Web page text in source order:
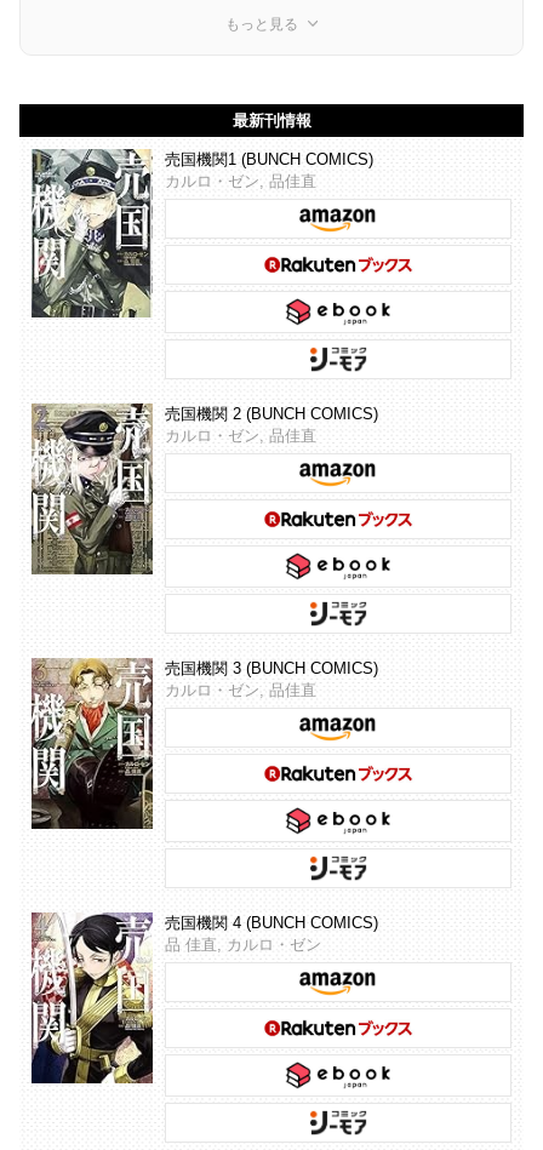
もっと見る
最新刊情報
売国機関1 (BUNCH COMICS)
カルロ・ゼン, 品佳直
売国機関 2 (BUNCH COMICS)
カルロ・ゼン, 品佳直
売国機関 3 (BUNCH COMICS)
カルロ・ゼン, 品佳直
売国機関 4 (BUNCH COMICS)
品 佳直, カルロ・ゼン